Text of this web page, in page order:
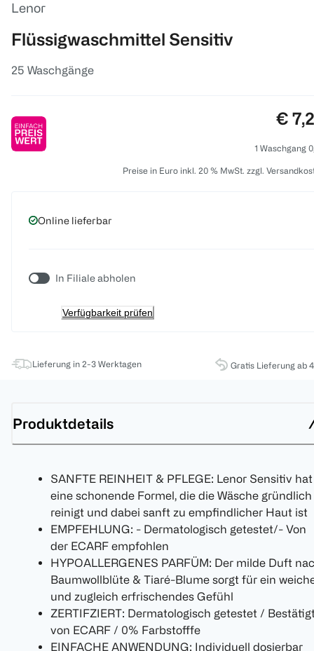
Lenor
Flüssigwaschmittel Sensitiv
25 Waschgänge
€
1 Waschgang
Preise in Euro inkl. 20 % MwSt. zzgl.
Online lieferbar
In Filiale abholen
Verfügbarkeit prüfen
Lieferung in 2-3 Werktagen Gratis Lieferung ab
Produktdetails
SANFTE REINHEIT & PFLEGE: Lenor Sensitiv hat
eine schonende Formel, die die Wäsche gründlich
reinigt und dabei sanft zu empfindlicher Haut ist
EMPFEHLUNG: - Dermatologisch getestet/- Von
der ECARF empfohlen
HYPOALLERGENES PARFÜM: Der milde Duft
Baumwollblüte & Tiaré-Blume sorgt für ein
und zugleich erfrischendes Gefühl
ZERTIFZIERT: Dermatologisch getestet /
von ECARF / 0% Farbstofffe
EINFACHE ANWENDUNG: Individuell dosierbar